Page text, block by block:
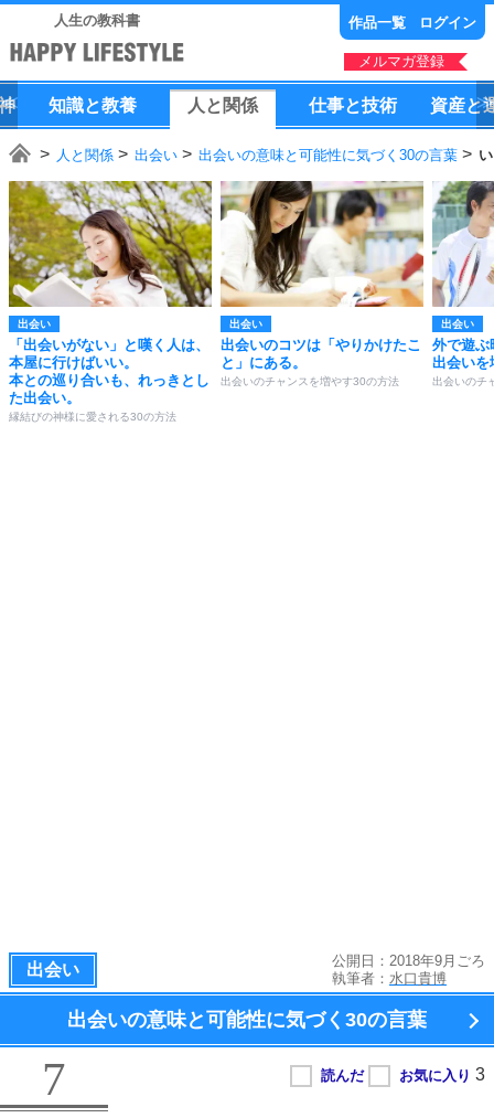
人生の教科書 作品一覧 ログイン
メルマガ登録
知識と教養 人 と 関係 仕事と技術 資産と
人と関係 出会い 出会いの意味と可能性に気づく30の言葉
出会い
「出会いがない」と嘆く人は、
本屋に行けばいい。
本との巡り合いも、れっきとし
た出会い。
縁結びの神様に愛される30の方法
出会い
出会いのコツは「やりかけたこ
と」にある。
出会いのチャンスを増やす30の方法
出会い
外で遊ぶ
出会いを
出会いのチ
出会い
公開日：2018年9月ごろ
執筆者： 水口貴博
出会いの意味と可能性に気づく 30の言葉
7